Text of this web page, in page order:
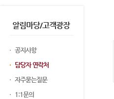
알림마당/고객광장
공지사항
담당자 연락처
자주묻는질문
1:1문의